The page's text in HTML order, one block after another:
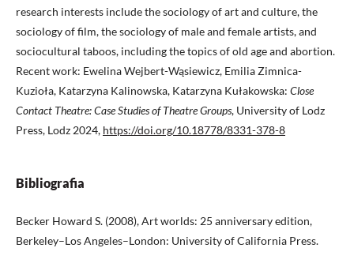
research interests include the sociology of art and culture, the
sociology of film, the sociology of male and female artists, and
sociocultural taboos, including the topics of old age and abortion.
Recent work: Ewelina Wejbert-Wąsiewicz, Emilia Zimnica-
Kuzioła, Katarzyna Kalinowska, Katarzyna Kułakowska: Close
Contact Theatre: Case Studies of Theatre Groups, University of Lodz
Press, Lodz 2024, https://doi.org/10.18778/8331-378-8
Bibliografia
Becker Howard S. (2008), Art worlds: 25 anniversary edition,
Berkeley–Los Angeles–London: University of California Press.